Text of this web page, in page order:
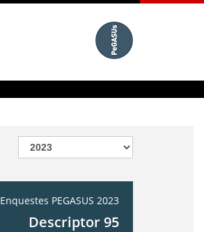
Enquestes PEGASUS 2023
Descriptor 95